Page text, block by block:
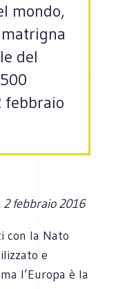
mondo,
del
febbraio
2 febbraio 2016
con la Nato
e
l’Europa è la